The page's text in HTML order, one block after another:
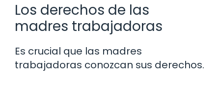
Los derechos de las
madres trabajadoras
Es crucial que las madres
trabajadoras conozcan sus derechos.